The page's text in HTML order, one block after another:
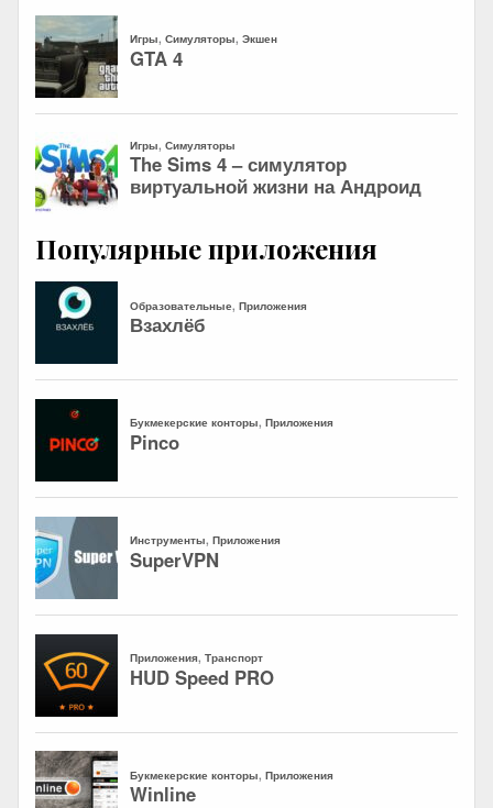
Популярные приложения